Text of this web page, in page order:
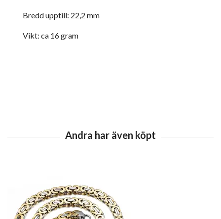
Bredd upptill: 22,2 mm
Vikt: ca 16 gram